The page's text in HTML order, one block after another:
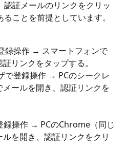
証メールのリンクをクリッ
ことを前提としています。
録操作 → スマートフォンで
リンクをタップする。
で登録操作 → PCのシークレ
メールを開き、認証リンクを
録操作 → PCのChrome（同じ
を開き、認証リンクをクリ